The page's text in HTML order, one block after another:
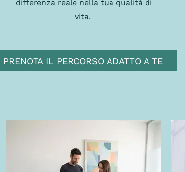
differenza reale nella tua qualità di
vita.
PRENOTA IL PERCORSO ADATTO A TE